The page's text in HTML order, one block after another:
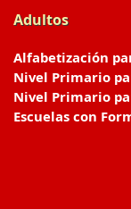
Adultos
Alfabetización
Nivel Primario
Nivel Primario
Escuelas con